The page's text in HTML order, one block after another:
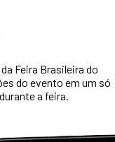
Feira Brasileira do
do evento em um só
a feira.